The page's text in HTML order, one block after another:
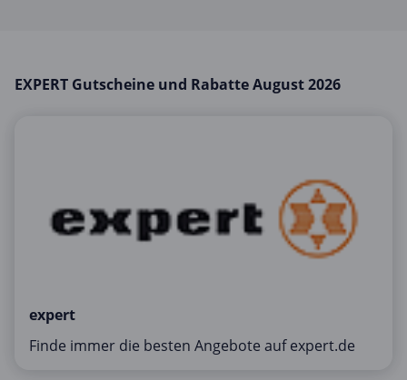
Sonstiges
EXPERT Gutscheine und Rabatte August 2026
expert
Finde immer die besten Angebote auf expert.de